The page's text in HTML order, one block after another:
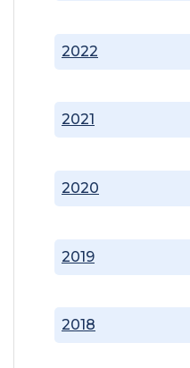
2018
2019
2020
2021
2022